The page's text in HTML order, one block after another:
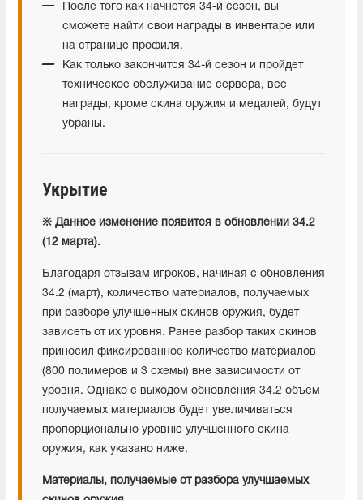
После того как начнется 34-й сезон, вы
сможете найти свои награды в инвентаре или
на странице профиля.
Как только закончится 34-й сезон и пройдет
техническое обслуживание сервера, все
награды, кроме скина оружия и медалей, будут
убраны.
Укрытие
※ Данное изменение появится в обновлении 34.2
(12 марта).
Благодаря отзывам игроков, начиная с обновления
34.2 (март), количество материалов, получаемых
при разборе улучшенных скинов оружия, будет
зависеть от их уровня. Ранее разбор таких скинов
приносил фиксированное количество материалов
(800 полимеров и 3 схемы) вне зависимости от
уровня. Однако с выходом обновления 34.2 объем
получаемых материалов будет увеличиваться
пропорционально уровню улучшенного скина
оружия, как указано ниже.
Материалы, получаемые от разбора улучшаемых